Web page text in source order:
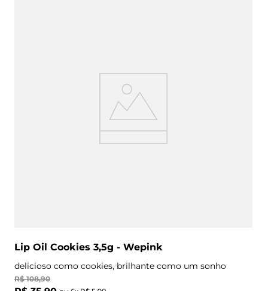
Lip Oil Cookies 3,5g - Wepink
delicioso como cookies, brilhante como um sonho
R$ 108,90